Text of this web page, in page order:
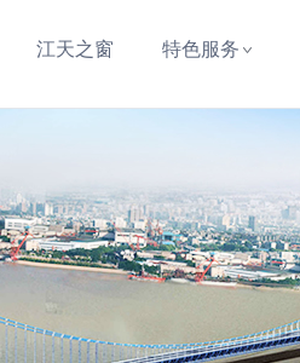
江天之窗 特色服务